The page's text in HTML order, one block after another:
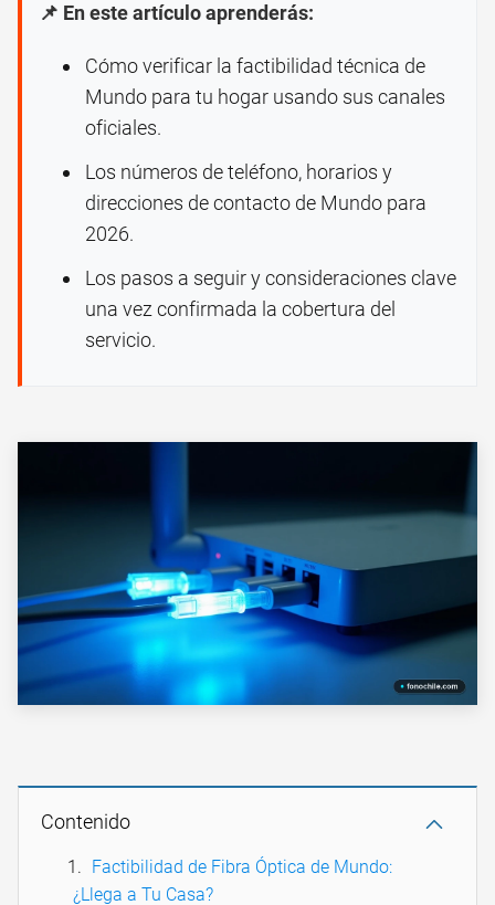
📌 En este artículo aprenderás:
Cómo verificar la factibilidad técnica de
Mundo para tu hogar usando sus canales
oficiales.
Los números de teléfono, horarios y
direcciones de contacto de Mundo para
2026.
Los pasos a seguir y consideraciones clave
una vez confirmada la cobertura del
servicio.
Contenido
Factibilidad de Fibra Óptica de Mundo:
¿Llega a Tu Casa?